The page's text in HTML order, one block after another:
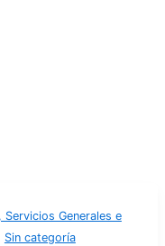
Servicios Generales e
Sin categoría